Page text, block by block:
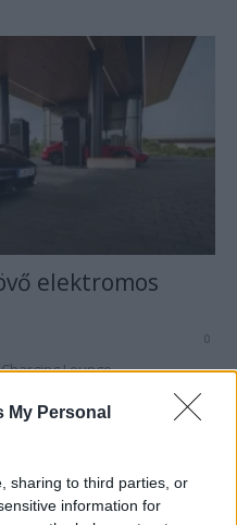
My Personal
sharing to third parties, or
information for
elektromos
0
Lounge.
20 óra alatt: a kínaiak
MG...